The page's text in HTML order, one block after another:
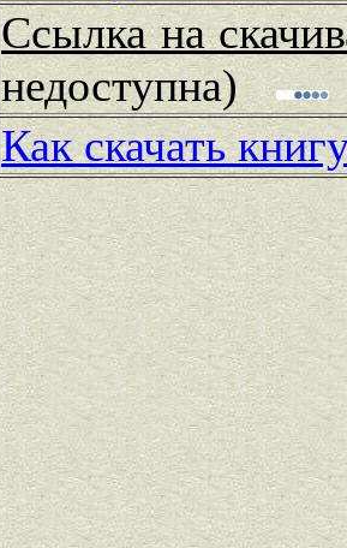
Ссылка на
недоступна)
Как скачать